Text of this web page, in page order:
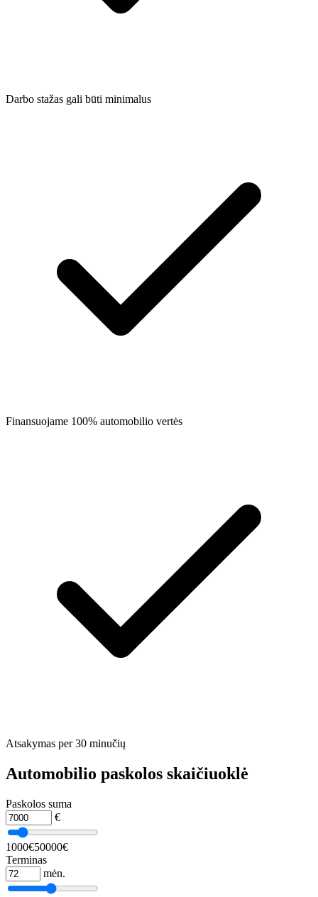
Darbo stažas gali būti minimalus
Finansuojame 100% automobilio vertės
Atsakymas per 30 minučių
Automobilio paskolos skaičiuoklė
Paskolos suma
€
1000€50000€
Terminas
mėn.